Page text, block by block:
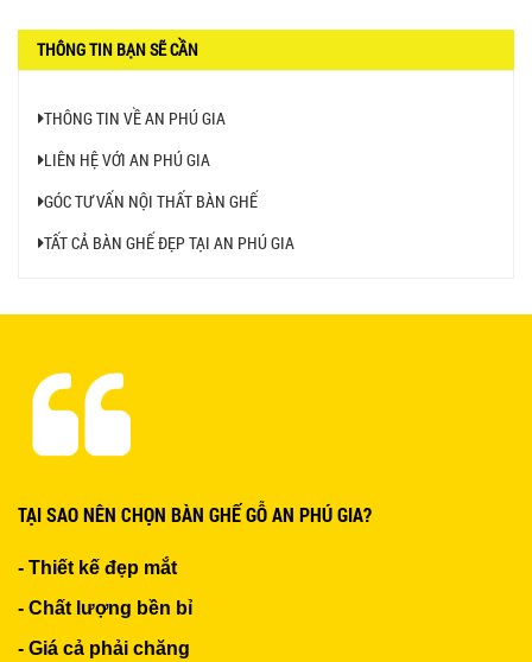
SỐ: X001
Ghế Ăn nhập khẩu ELLA - Mã SP: GNK05
THÔNG TIN BẠN SẼ CẦN
THÔNG TIN VỀ AN PHÚ GIA
LIÊN HỆ VỚI AN PHÚ GIA
GÓC TƯ VẤN NỘI THẤT BÀN GHẾ
TẤT CẢ BÀN GHẾ ĐẸP TẠI AN PHÚ GIA
TẠI SAO NÊN CHỌN BÀN GHẾ GỖ AN PHÚ GIA?
- Thiết kế đẹp mắt
- Chất lượng bền bỉ
- Giá cả phải chăng